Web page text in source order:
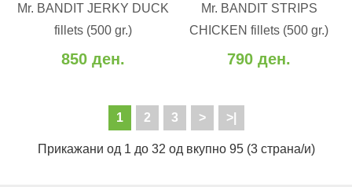
Mr. BANDIT JERKY DUCK
fillets (500 gr.)
850 ден.
Додај во желби
Додај за споредба
Mr. BANDIT STRIPS
CHICKEN fillets (500 gr.)
790 ден.
Додај во желби
Додај за споредба
1 2 3 > >|
Прикажани од 1 до 32 од вкупно 95 (3 страна/и)